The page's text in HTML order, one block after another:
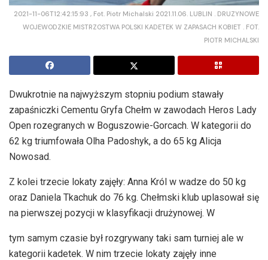
2021-11-06T12:42:15:93 , Fot. Piotr Michalski 2021.11.06. LUBLIN . DRUZYNOWE
WOJEWODZKIE MISTRZOSTWA POLSKI KADETEK W ZAPASACH KOBIET . FOT.
PIOTR MICHALSKI
Dwukrotnie na najwyższym stopniu podium stawały
zapaśniczki Cementu Gryfa Chełm w zawodach Heros Lady
Open rozegranych w Boguszowie-Gorcach. W kategorii do
62 kg triumfowała Olha Padoshyk, a do 65 kg Alicja
Nowosad.
Z kolei trzecie lokaty zajęły: Anna Król w wadze do 50 kg
oraz Daniela Tkachuk do 76 kg. Chełmski klub uplasował się
na pierwszej pozycji w klasyfikacji drużynowej. W
tym samym czasie był rozgrywany taki sam turniej ale w
kategorii kadetek. W nim trzecie lokaty zajęły inne